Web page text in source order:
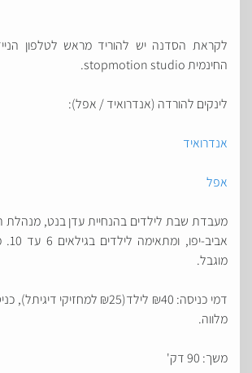
לקראת הסדנה יש להוריד מראש לטלפון
החינמית stopmotion studio.
לינקים להורדה (אנדרואיד / אפל):
אנדרואיד
אפל
מוגבל.
דמי כניסה: ₪40 לילד(₪25
מלווה.
משך: 90 דק'